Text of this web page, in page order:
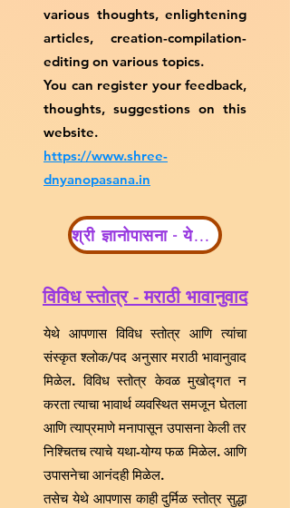
various thoughts, enlightening
articles, creation-compilation-
editing on various topics.
You can register your feedback,
thoughts, suggestions on this
website.
https://www.shree-
dnyanopasana.in
श्री ज्ञानोपासना - येथे पहा
विविध स्तोत्र - मराठी भावानुवाद
येथे आपणास विविध स्तोत्र आणि त्यांचा
संस्कृत श्लोक/पद अनुसार मराठी भावानुवाद
मिळेल. विविध स्तोत्र केवळ मुखोद्गत न
करता त्याचा भावार्थ व्यवस्थित समजून घेतला
आणि त्याप्रमाणे मनापासून उपासना केली तर
निश्चितच त्याचे यथा-योग्य फळ मिळेल. आणि
उपासनेचा आनंदही मिळेल.
तसेच येथे आपणास काही दुर्मिळ स्तोत्र सुद्धा